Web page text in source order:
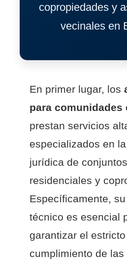
copropiedades y
vecinales en
En primer lugar, los
para comunidades
prestan servicios
especializados en
jurídica de conjuntos
residenciales y
Específicamente,
técnico es esencial
garantizar el estricto
cumplimiento de las